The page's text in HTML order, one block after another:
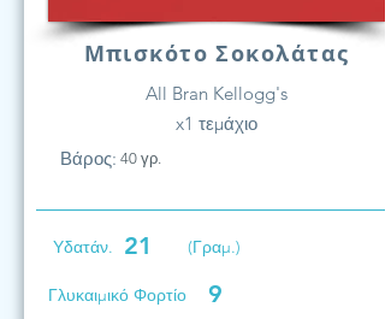
Μπισκότο Σοκολάτας
All Bran Kellogg's
x1 τεμάχιο
Βάρος: 40 γρ.
Υδατάν. 21 (Γραμ.)
Γλυκαιμικό Φορτίο 9